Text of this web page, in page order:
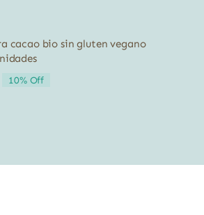
cacao bio sin gluten vegano
10% Off